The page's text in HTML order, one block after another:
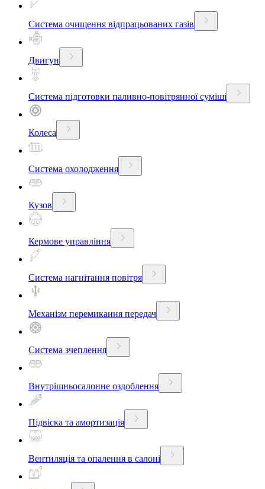
Система очищення відпрацьованих газів
Двигун
Система підготовки паливно-повітрянної суміші
Колеса
Система охолодження
Кузов
Кермове управління
Система нагнітання повітря
Механізм перемикання передач
Система зчеплення
Внутрішньосалонне оздоблення
Підвіска та амортизація
Вентиляція та опалення в салоні